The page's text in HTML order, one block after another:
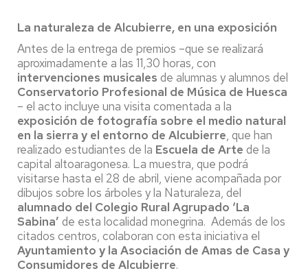
La naturaleza de Alcubierre, en una exposición
Antes de la entrega de premios –que se realizará
aproximadamente a las 11,30 horas, con
intervenciones musicales de alumnas y alumnos del
Conservatorio Profesional de Música de Huesca
– el acto incluye una visita comentada a la
exposición de fotografía sobre el medio natural
en la sierra y el entorno de Alcubierre, que han
realizado estudiantes de la Escuela de Arte de la
capital altoaragonesa. La muestra, que podrá
visitarse hasta el 28 de abril, viene acompañada por
dibujos sobre los árboles y la Naturaleza, del
alumnado del Colegio Rural Agrupado ‘La
Sabina’ de esta localidad monegrina. Además de los
citados centros, colaboran con esta iniciativa el
Ayuntamiento y la Asociación de Amas de Casa y
Consumidores de Alcubierre.